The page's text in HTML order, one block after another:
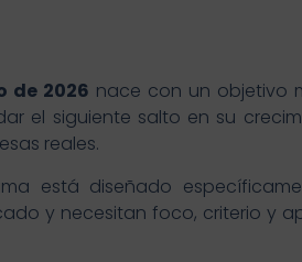
de 2026 nace con un objetivo
el siguiente salto en su
reales.
está diseñado
y necesitan foco, criterio y